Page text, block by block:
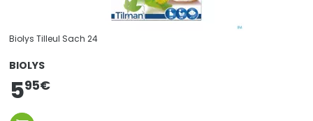
Biolys Tilleul Sach 24
BIOLYS
595€